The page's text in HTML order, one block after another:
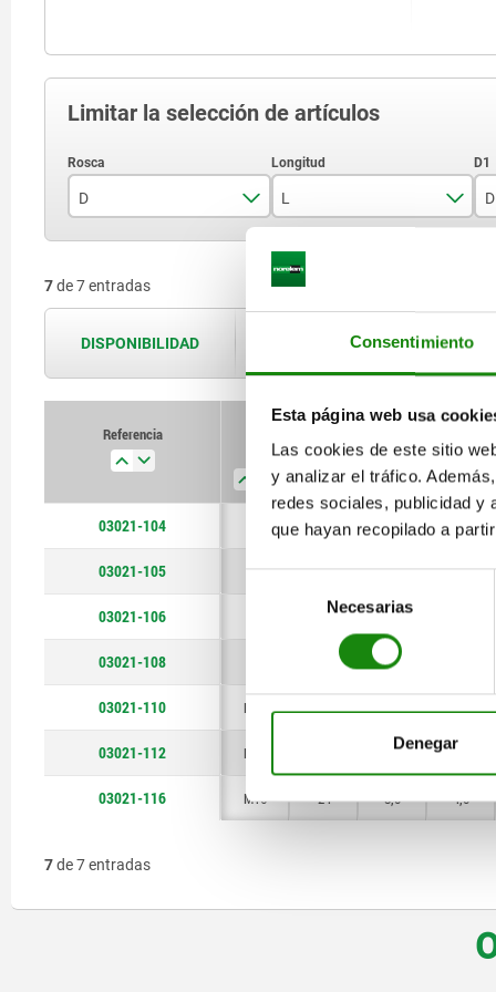
Consentimiento
Esta página web usa
Las cookies de este sitio
y analizar el tráfico.
redes sociales, publicidad y
que hayan recopilado a
consentimiento
Necesarias
Denegar
Limitar la selección de artículos
D
M4
M5
M8
M12
M16
L
16
19
24
7de 7 entradas
DISPONIBILIDAD Las disponibilidades se actualizan
Referencia
L D1 C
03021-104 9 1,8 1,5
03021-105 M5 12 2,4 2
03021-106 14 2,7
03021-108 4
03021-110 M10 19 4,5 2,5
03021-112 M12 6 3,5
03021-116 M16 24 8,5 4,5
7de 7 entradas